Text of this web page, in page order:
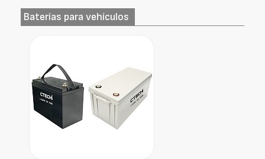
Baterías para vehículos